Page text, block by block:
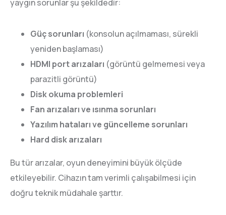
yaygın sorunlar şu şekildedir:
Güç sorunları (konsolun açılmaması, sürekli
yeniden başlaması)
HDMI port arızaları (görüntü gelmemesi veya
parazitli görüntü)
Disk okuma problemleri
Fan arızaları ve ısınma sorunları
Yazılım hataları ve güncelleme sorunları
Hard disk arızaları
Bu tür arızalar, oyun deneyimini büyük ölçüde
etkileyebilir. Cihazın tam verimli çalışabilmesi için
doğru teknik müdahale şarttır.